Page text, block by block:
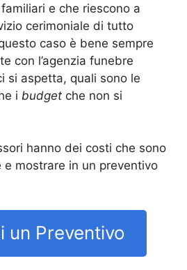
e che riescono a
cerimoniale di tutto
caso è bene sempre
con l’agenzia funebre
si aspetta, quali sono le
i budget che non si
hanno dei costi che sono
mostrare in un preventivo
un Preventivo